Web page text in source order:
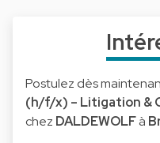
Postulez dès
(h/f/x) – Litigation &
chez DALDEWOLFà